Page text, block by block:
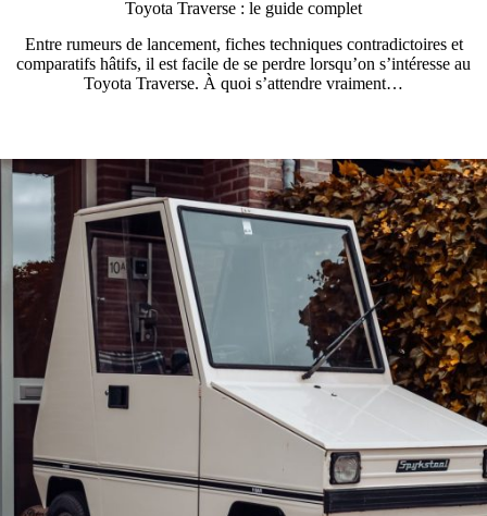
Toyota Traverse : le guide complet
Entre rumeurs de lancement, fiches techniques contradictoires et
comparatifs hâtifs, il est facile de se perdre lorsqu’on s’intéresse au
Toyota Traverse. À quoi s’attendre vraiment…